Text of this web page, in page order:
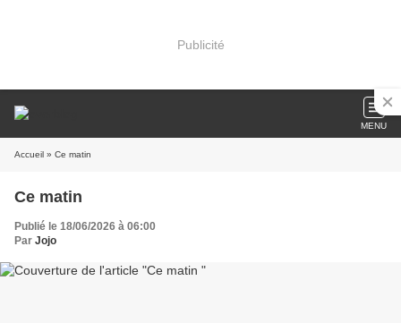
Publicité
MENU
Accueil » Ce matin
Ce matin
Publié le 18/06/2026 à 06:00
Par Jojo